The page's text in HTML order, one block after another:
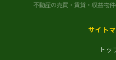
不動産の売買・賃貸・収益物
サイト
トッ